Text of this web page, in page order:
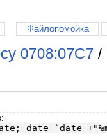
Файлопомойка
0708:07C7 /
`date